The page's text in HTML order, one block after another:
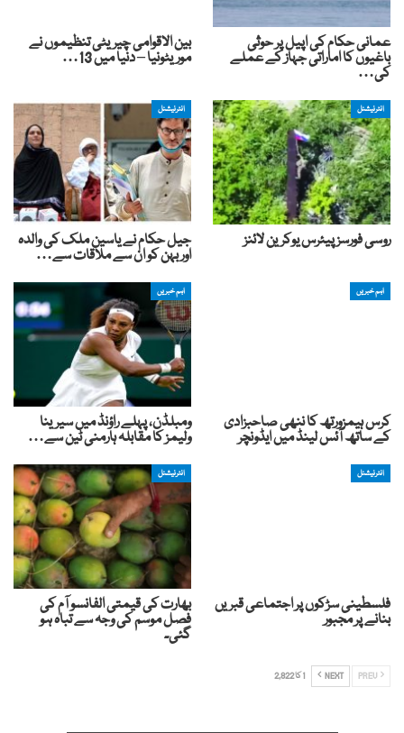
عمانی حکام کی اپیل پر حوثی
باغیوں کا اماراتی جہاز کے عملے
کی…
بین الاقوامی چیریٹی تنظیموں نے
موریٹونیا – دنیا میں 13…
انٹرنیشنل
روسی فورسز پیئرس یوکرین لائنز
انٹرنیشنل
جیل حکام نے یاسین ملک کی والدہ
اور بہن کو ان سے ملاقات سے…
اہم خبریں
کرس ہیمزورتھ کا ننھی صاحبزادی
کے ساتھ آئس لینڈ میں ایڈونچر
اہم خبریں
ومبلڈن، پہلے راؤنڈ میں سیرینا
ولیمز کا مقابلہ ہارمنی ٹین سے…
انٹرنیشنل
فلسطینی سڑکوں پر اجتماعی قبریں
بنانے پر مجبور
انٹرنیشنل
بھارت کی قیمتی الفانسو آم کی
فصل موسم کی وجہ سے تباہ ہو
گئی۔
NEXT 1 کا 2,822